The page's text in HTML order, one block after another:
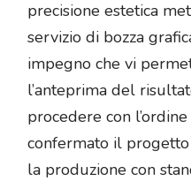
precisione estetica
servizio di bozza
impegno che vi
l’anteprima del
procedere con
confermato il
la produzione con